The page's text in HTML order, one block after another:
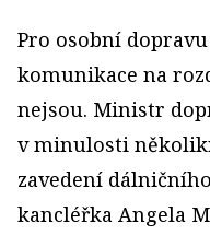
Pro osobní
komunikace na
nejsou. Ministr
v minulosti
zavedení
kancléřka Angela